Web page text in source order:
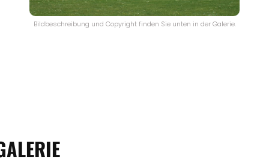
Bildbeschreibung und Copyright finden Sie unten in der Galerie.